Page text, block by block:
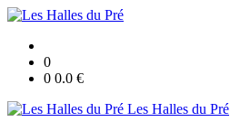
0
0 0.0 €
Les Halles du Pré